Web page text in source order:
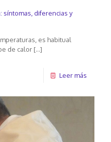
síntomas, diferencias y
es habitual
de calor […]
Leer más